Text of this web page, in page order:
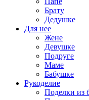
Брату
Дедушке
Для нее
Жене
Девушке
Подруге
Маме
Бабушке
Рукоделие
Поделки из